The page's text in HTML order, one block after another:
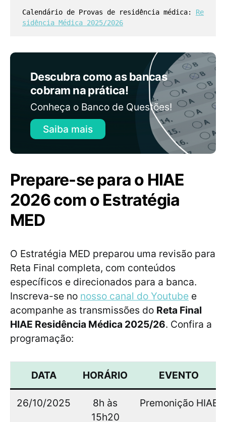
Calendário de Provas de residência médica: Re
sidência Médica 2025/2026
Descubra como as bancas
cobram na prática!
Conheça o Banco de Questões!
Saiba mais
Prepare-se para o HIAE
2026 com o Estratégia
MED
O Estratégia MED preparou uma revisão para
Reta Final completa, com conteúdos
específicos e direcionados para a banca.
Inscreva-se no nosso canal do Youtube e
acompanhe as transmissões do Reta Final
HIAE Residência Médica 2025/26. Confira a
programação:
DATA HORÁRIO EVENTO
26/10/2025
8h às
15h20
Premonição HIAE